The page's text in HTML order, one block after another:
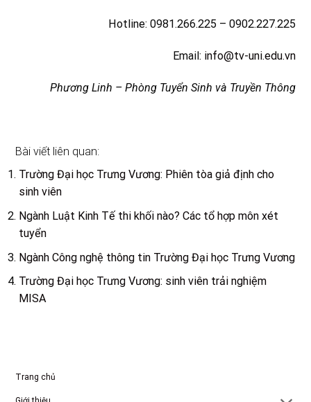
Hotline: 0981.266.225 – 0902.227.225
Email: info@tv-uni.edu.vn
Phương Linh – Phòng Tuyển Sinh và Truyền Thông
Bài viết liên quan:
Trường Đại học Trưng Vương: Phiên tòa giả định cho
sinh viên
Ngành Luật Kinh Tế thi khối nào? Các tổ hợp môn xét
tuyển
Ngành Công nghệ thông tin Trường Đại học Trưng Vương
Trường Đại học Trưng Vương: sinh viên trải nghiệm
MISA
Trang chủ